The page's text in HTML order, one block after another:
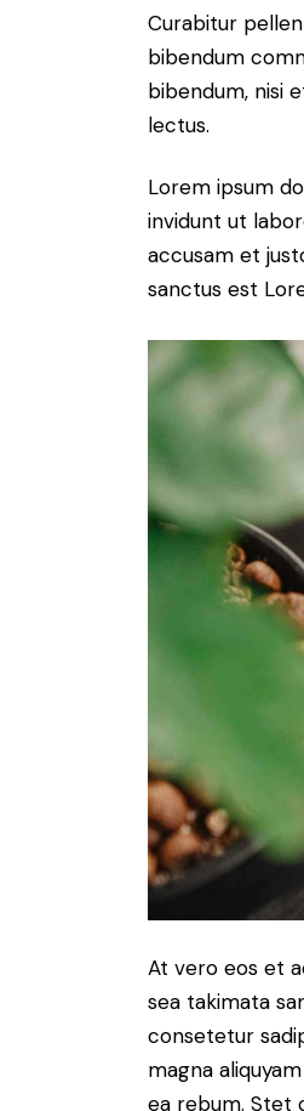
Curabitur
bibendum
bibendum, nisi
lectus.
Lorem ipsum
invidunt ut
accusam et
sanctus est
At vero eos et
sea takimata
consetetur
magna
ea rebum. Stet